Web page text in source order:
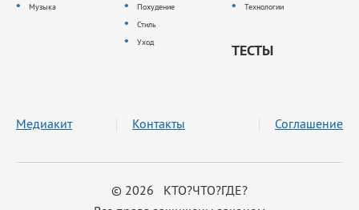
Музыка
Похудение
Стиль
Уход
Технологии
ТЕСТЫ
© 2026 КТО?ЧТО?ГДЕ?
Медиакит Контакты Соглашение